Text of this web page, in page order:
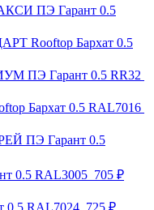
ПЭ Гарант 0.5
Rooftop Бархат 0.5
ПЭ Гарант 0.5 RR32
Бархат 0.5 RAL7016
ПЭ Гарант 0.5
0.5 RAL3005 705 ₽
0.5 RAL7024 725 ₽